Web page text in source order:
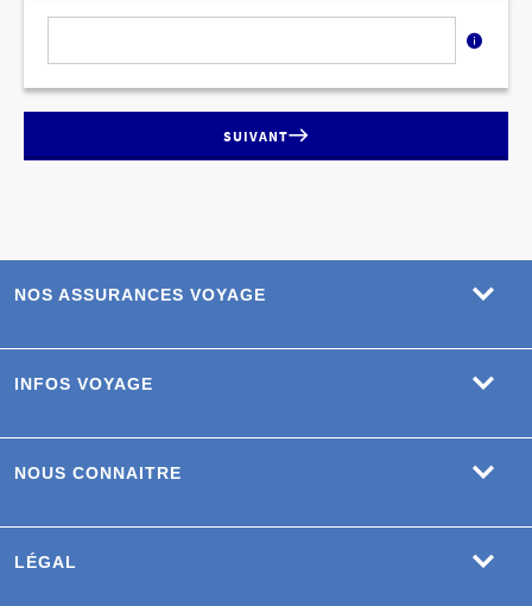
code
promotionnel.
SUIVANT
NOS ASSURANCES VOYAGE
INFOS VOYAGE
NOUS CONNAITRE
LÉGAL